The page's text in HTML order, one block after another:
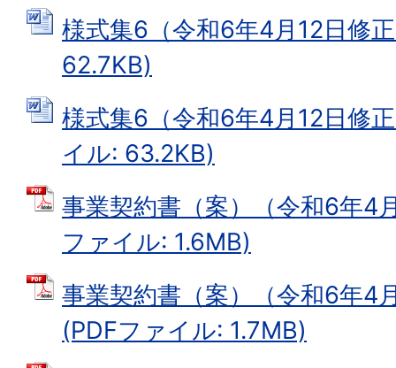
様式集6（令和6年4月12日修
62.7KB)
様式集6（令和6年4月12日修
イル: 63.2KB)
事業契約書（案）（令和6年4
ファイル: 1.6MB)
事業契約書（案）（令和6年4
(PDFファイル: 1.7MB)